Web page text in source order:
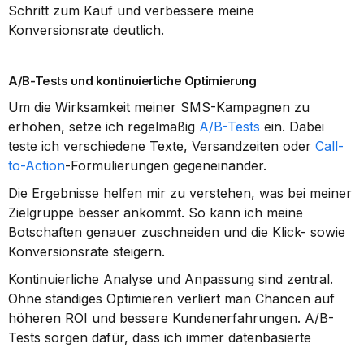
Schritt zum Kauf und verbessere meine
Konversionsrate deutlich.
A/B-Tests und kontinuierliche Optimierung
Um die Wirksamkeit meiner SMS-Kampagnen zu
erhöhen, setze ich regelmäßig A/B-Tests ein. Dabei
teste ich verschiedene Texte, Versandzeiten oder Call-
to-Action-Formulierungen gegeneinander.
Die Ergebnisse helfen mir zu verstehen, was bei meiner
Zielgruppe besser ankommt. So kann ich meine
Botschaften genauer zuschneiden und die Klick- sowie
Konversionsrate steigern.
Kontinuierliche Analyse und Anpassung sind zentral.
Ohne ständiges Optimieren verliert man Chancen auf
höheren ROI und bessere Kundenerfahrungen. A/B-
Tests sorgen dafür, dass ich immer datenbasierte